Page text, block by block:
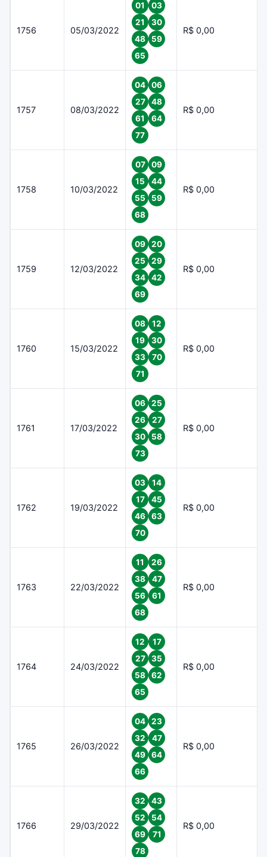
1756 05/03/2022
01
03
21
30
48
59
65
R$ 0,00
1757 08/03/2022
04
06
27
48
61
64
77
R$ 0,00
1758 10/03/2022
07
09
15
44
55
59
68
R$ 0,00
1759 12/03/2022
09
20
25
29
34
42
69
R$ 0,00
1760 15/03/2022
08
12
19
30
33
70
71
R$ 0,00
1761 17/03/2022
06
25
26
27
30
58
73
R$ 0,00
1762 19/03/2022
03
14
17
45
46
63
70
R$ 0,00
1763 22/03/2022
11
26
38
47
56
61
68
R$ 0,00
1764 24/03/2022
12
17
27
35
58
62
65
R$ 0,00
1765 26/03/2022
04
23
32
47
49
64
66
R$ 0,00
1766 29/03/2022
32
43
52
54
69
71
78
R$ 0,00